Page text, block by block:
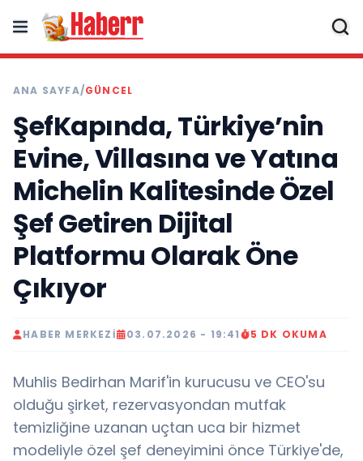
ANA SAYFA/GÜNCEL
ŞefKapında, Türkiye’nin
Evine, Villasına ve Yatına
Michelin Kalitesinde Özel
Şef Getiren Dijital
Platformu Olarak Öne
Çıkıyor
HABER MERKEZI 03.07.2026 - 19:41 5 DK OKUMA
Muhlis Bedirhan Marif'in kurucusu ve CEO'su
olduğu şirket, rezervasyondan mutfak
temizliğine uzanan uçtan uca bir hizmet
modeliyle özel şef deneyimini önce Türkiye'de,